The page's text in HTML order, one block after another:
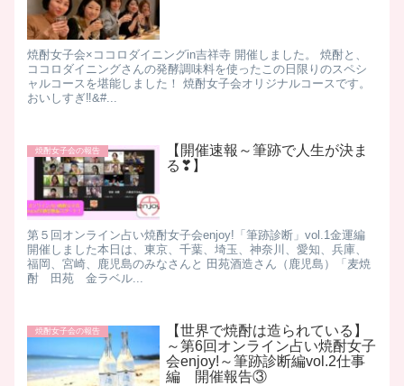
焼酎女子会×ココロダイニングin吉祥寺 開催しました。 焼酎と、
ココロダイニングさんの発酵調味料を使ったこの日限りのスペシ
ャルコースを堪能しました！ 焼酎女子会オリジナルコースです。
おいしすぎ‼&#...
焼酎女子会の報告
​【開催速報～筆跡で人生が決ま
る❣】​
第５回オンライン占い焼酎女子会enjoy!「筆跡診断」vol.1金運編
開催しました ​ 本日は、東京、千葉、埼玉、神奈川、愛知、兵庫、
福岡、宮崎、鹿児島のみなさんと 田苑酒造さん（鹿児島）「麦焼
酎 田苑 金ラベル...
焼酎女子会の報告
【世界で焼酎は造られている】
～第6回オンライン占い焼酎女子
会enjoy!～筆跡診断編vol.2仕事
編 開催報告③